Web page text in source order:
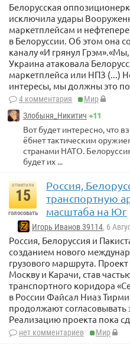
Белорусская
исключила удары
маркетплейсам и
в Белоруссии. Об этом она
каналу «И грянул
Украина атаковала
маркетплейса или НПЗ (...)
интересы, мы должны это
4 комментария
Мир
Злобыня_Никитич +11
Вот будет интересно, что
ёбнет тактическим
странами НАТО.
будет их ...
отметили
15
голосовать
Россия,
транспортную
масштаба на Юг
Игорь Иванов 39114, 6
Россия, Белоруссия и
созданием нового
грузового маршрута.
Москву и Карачи, став
транспортного коридора
в России Файсал Ниаз
продолжают согласовывать
Реализацию проекта пока
нет комментариев Мир